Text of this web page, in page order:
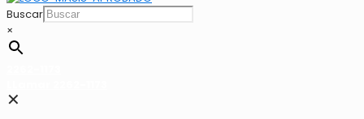
Buscar
×
✕